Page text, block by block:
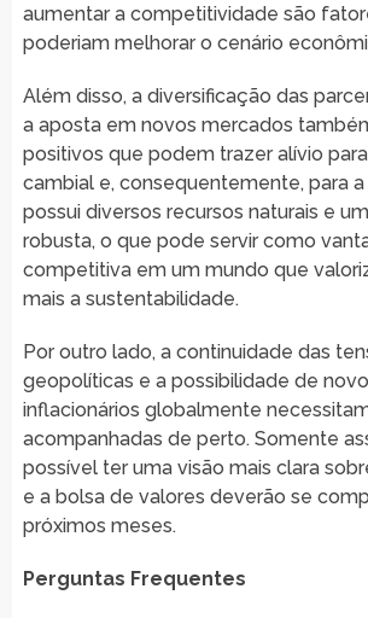
aumentar a competitividade são
poderiam melhorar o cenário
Além disso, a diversificação das
a aposta em novos mercados
positivos que podem trazer alívio
cambial e, consequentemente, para a
possui diversos recursos naturais e
robusta, o que pode servir como
competitiva em um mundo que
mais a sustentabilidade.
Por outro lado, a continuidade das
geopolíticas e a possibilidade de
inflacionários globalmente
acompanhadas de perto. Somente
possível ter uma visão mais clara
e a bolsa de valores deverão se
próximos meses.
Perguntas Frequentes